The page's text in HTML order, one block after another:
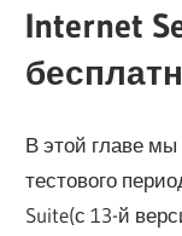
Internet
В этой главе
тестового
Suite(с 13-й